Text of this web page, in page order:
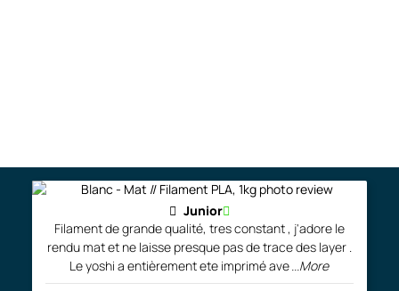
Junior
Filament de grande qualité, tres constant , j'adore le
rendu mat et ne laisse presque pas de trace des layer .
Le yoshi a entièrement ete imprimé ave...More